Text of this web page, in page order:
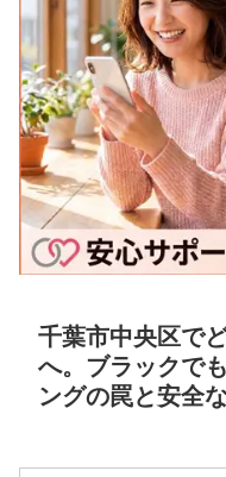
千葉市中央区で
へ。ブラックで
ングの罠と安全